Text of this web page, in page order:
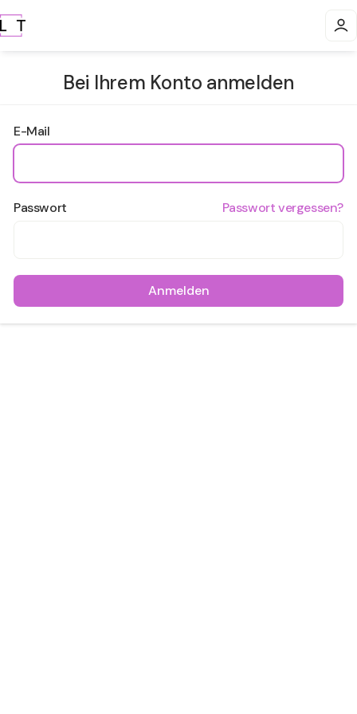
Bei Ihrem Konto anmelden
E-Mail
Passwort Passwort vergessen?
Anmelden